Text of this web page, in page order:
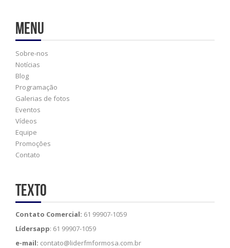
Menu
Sobre-nos
Notícias
Blog
Programação
Galerias de fotos
Eventos
Vídeos
Equipe
Promoções
Contato
Texto
Contato Comercial: 61 99907-1059
Lídersapp: 61 99907-1059
e-mail: contato@liderfmformosa.com.br